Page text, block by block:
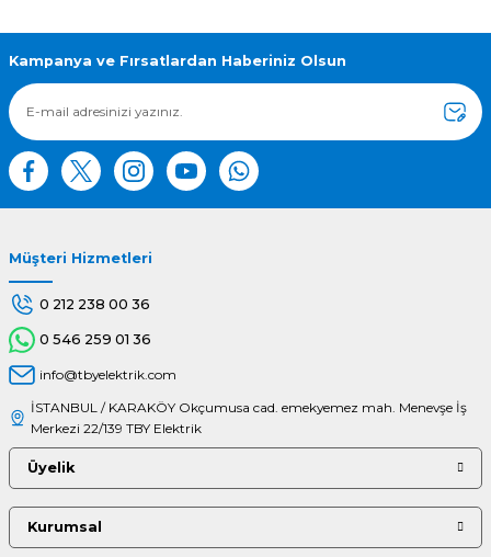
Ürün bilgilerinde hatalar bulunuyor.
Ürün fiyatı diğer sitelerden daha pahalı.
Bu ürüne benzer farklı alternatifler olmalı.
Kampanya ve Fırsatlardan Haberiniz Olsun
Müşteri Hizmetleri
0 212 238 00 36
0 546 259 01 36
info@tbyelektrik.com
İSTANBUL / KARAKÖY Okçumusa cad. emekyemez mah. Menevşe İş
Merkezi 22/139 TBY Elektrik
Üyelik
Kurumsal